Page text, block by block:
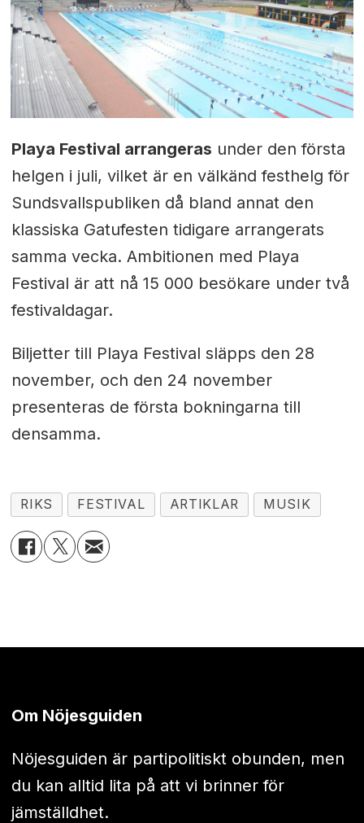
Playa Festival arrangeras under den första
helgen i juli, vilket är en välkänd festhelg för
Sundsvallspubliken då bland annat den
klassiska Gatufesten tidigare arrangerats
samma vecka. Ambitionen med Playa
Festival är att nå 15 000 besökare under två
festivaldagar.
Biljetter till Playa Festival släpps den 28
november, och den 24 november
presenteras de första bokningarna till
densamma.
RIKS FESTIVAL ARTIKLAR MUSIK
Om Nöjesguiden
Nöjesguiden är partipolitiskt obunden, men
du kan alltid lita på att vi brinner för
jämställdhet.